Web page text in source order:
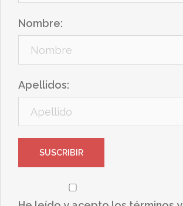
Nombre:
Apellidos: